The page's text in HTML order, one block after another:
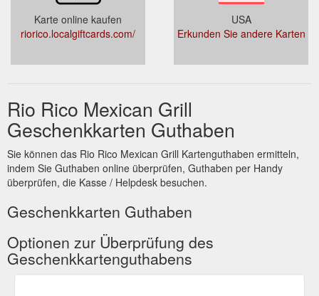
Karte online kaufen
riorico.localgiftcards.com/
USA
Erkunden Sie andere Karten
Rio Rico Mexican Grill
Geschenkkarten Guthaben
Sie können das Rio Rico Mexican Grill Kartenguthaben ermitteln,
indem Sie Guthaben online überprüfen, Guthaben per Handy
überprüfen, die Kasse / Helpdesk besuchen.
Geschenkkarten Guthaben
Optionen zur Überprüfung des
Geschenkkartenguthabens